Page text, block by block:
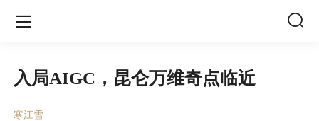
 
入局AIGC，昆仑万维奇点临近
寒江雪